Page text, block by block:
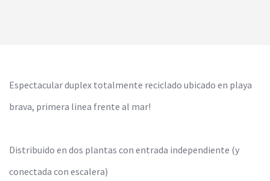
Espectacular duplex totalmente reciclado ubicado en playa
brava, primera linea frente al mar!
Distribuido en dos plantas con entrada independiente (y
conectada con escalera)